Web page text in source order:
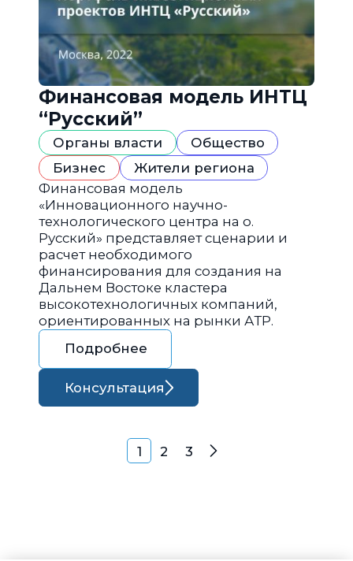
Финансовая модель ИНТЦ
“Русский”
Органы власти
Общество
Бизнес
Жители региона
Финансовая модель
«Инновационного научно-
технологического центра на о.
Русский» представляет сценарии и
расчет необходимого
финансирования для создания на
Дальнем Востоке кластера
высокотехнологичных компаний,
ориентированных на рынки АТР.
Подробнее
Консультация
Навигация по
1 2 3 Далее